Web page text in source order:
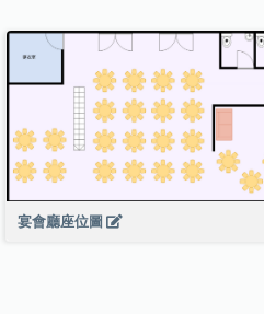
宴會廳座位圖